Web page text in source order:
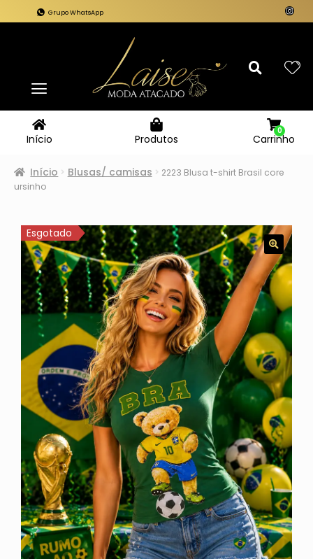
Grupo WhatsApp
Início Produtos Carrinho
0
Início Blusas/ camisas
2223 Blusa t-shirt Brasil core
ursinho
Esgotado